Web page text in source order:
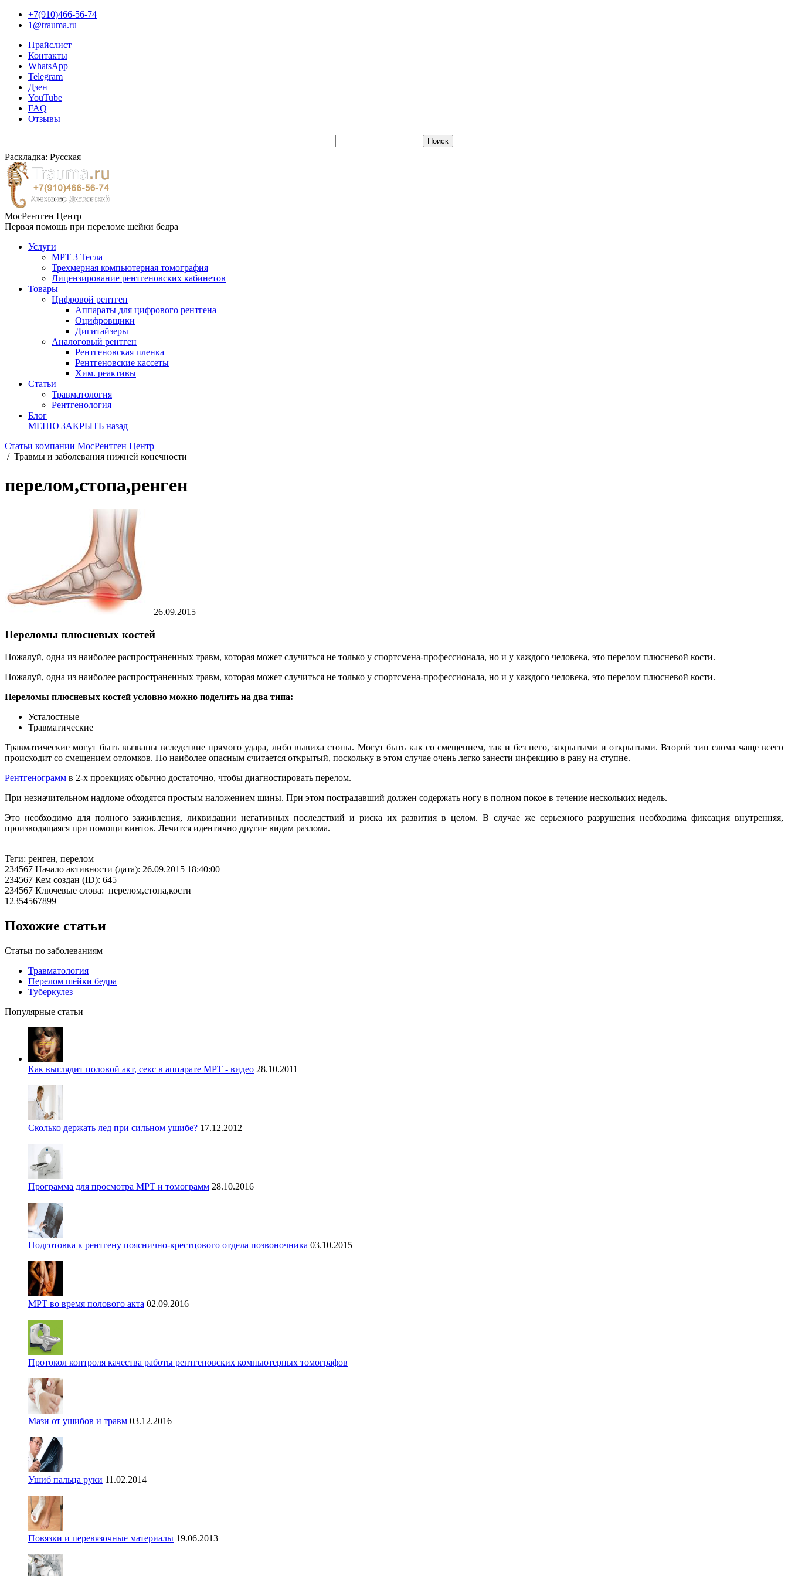
+7(910)466-56-74
1@trauma.ru
Прайслист
Контакты
WhatsApp
Telegram
Дзен
YouTube
FAQ
Отзывы
Раскладка: Русская
МосРентген Центр
Первая помощь при переломе шейки бедра
Услуги
МРТ 3 Тесла
Трехмерная компьютерная томография
Лицензирование рентгеновских кабинетов
Товары
Цифровой рентген
Аппараты для цифрового рентгена
Оцифровщики
Дигитайзеры
Аналоговый рентген
Рентгеновская пленка
Рентгеновские кассеты
Хим. реактивы
Статьи
Травматология
Рентгенология
Блог
МЕНЮ ЗАКРЫТЬ назад
Статьи компании МосРентген Центр
/ Травмы и заболевания нижней конечности
перелом,стопа,ренген
26.09.2015
Переломы плюсневых костей
Пожалуй, одна из наиболее распространенных травм, которая может случиться не только у спортсмена-профессионала, но и у каждого человека, это перелом плюсневой кости.
Пожалуй, одна из наиболее распространенных травм, которая может случиться не только у спортсмена-профессионала, но и у каждого человека, это перелом плюсневой кости.
Переломы плюсневых костей условно можно поделить на два типа:
Усталостные
Травматические
Травматические могут быть вызваны вследствие прямого удара, либо вывиха стопы. Могут быть как со смещением, так и без него, закрытыми и открытыми. Второй тип слома чаще всего
происходит со смещением отломков. Но наиболее опасным считается открытый, поскольку в этом случае очень легко занести инфекцию в рану на ступне.
Рентгенограмм в 2-х проекциях обычно достаточно, чтобы диагностировать перелом.
При незначительном надломе обходятся простым наложением шины. При этом пострадавший должен содержать ногу в полном покое в течение нескольких недель.
Это необходимо для полного заживления, ликвидации негативных последствий и риска их развития в целом. В случае же серьезного разрушения необходима фиксация внутренняя,
производящаяся при помощи винтов. Лечится идентично другие видам разлома.
Теги: ренген, перелом
234567 Начало активности (дата): 26.09.2015 18:40:00
234567 Кем создан (ID): 645
234567 Ключевые слова: перелом,стопа,кости
12354567899
Похожие статьи
Статьи по заболеваниям
Травматология
Перелом шейки бедра
Туберкулез
Популярные статьи
Как выглядит половой акт, секс в аппарате МРТ - видео 28.10.2011
Сколько держать лед при сильном ушибе? 17.12.2012
Программа для просмотра МРТ и томограмм 28.10.2016
Подготовка к рентгену пояснично-крестцового отдела позвоночника 03.10.2015
МРТ во время полового акта 02.09.2016
Протокол контроля качества работы рентгеновских компьютерных томографов
Мази от ушибов и травм 03.12.2016
Ушиб пальца руки 11.02.2014
Повязки и перевязочные материалы 19.06.2013